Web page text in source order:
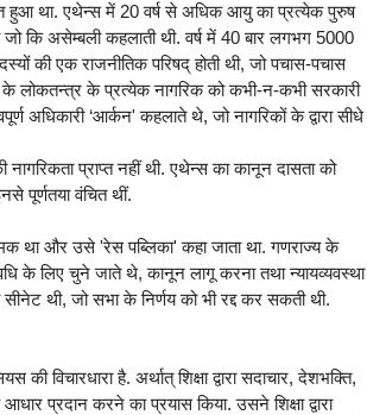
हुआ था. एथेन्स में 20 वर्ष से अधिक आयु का प्रत्येक पुरुष
कि असेम्बली कहलाती थी. वर्ष में 40 बार लगभग 5000
की एक राजनीतिक परिषद् होती थी, जो पचास-पचास
के लोकतन्त्र के प्रत्येक नागरिक को कभी-न-कभी सरकारी
अधिकारी ‘आर्कन' कहलाते थे, जो नागरिकों के द्वारा सीधे
प्राप्त नहीं थी. एथेन्स का कानून दासता को
पूर्णतया वंचित थीं.
था और उसे 'रेस पब्लिका' कहा जाता था. गणराज्य के
के लिए चुने जाते थे, कानून लागू करना तथा न्यायव्यवस्था
थी, जो सभा के निर्णय को भी रद्द कर सकती थी.
विचारधारा है. अर्थात् शिक्षा द्वारा सदाचार, देशभक्ति,
प्रदान करने का प्रयास किया. उसने शिक्षा द्वारा